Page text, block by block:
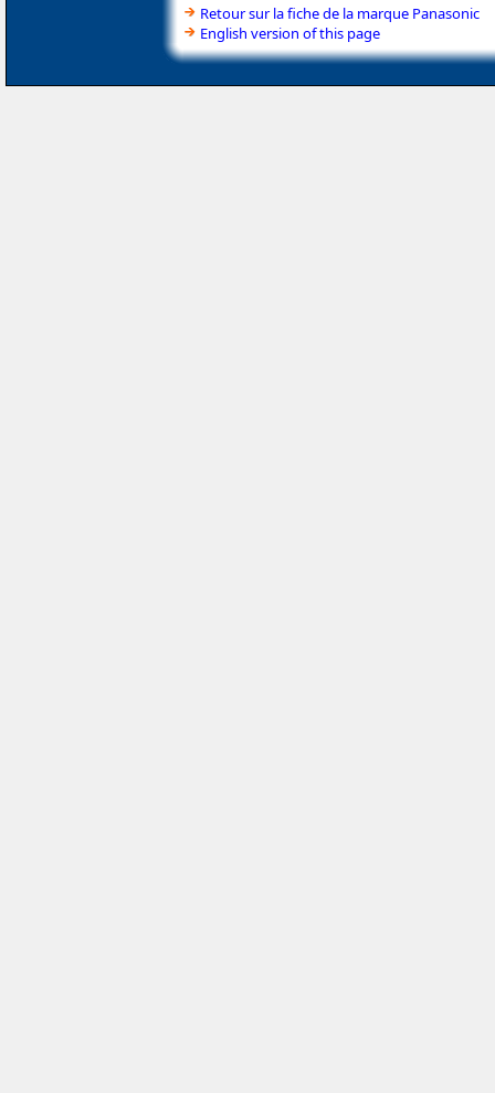
Retour sur la fiche de la marque Panasonic
English version of this page